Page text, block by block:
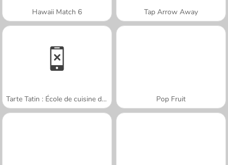
Hawaii Match 6 Tap Arrow Away
Tarte Tatin : École de cuisine de Sara Pop Fruit